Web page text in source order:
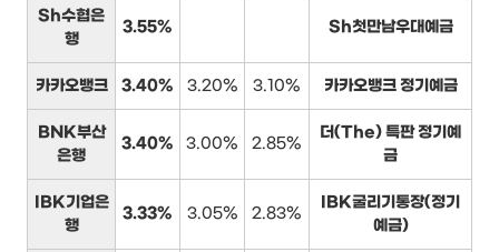
Sh수협은
행
3.55% Sh첫만남우대예금
카카오뱅크 3.40% 3.20% 3.10% 카카오뱅크 정기예금
BNK부산
은행
3.40% 3.00% 2.85%
더(The) 특판 정기예
금
IBK기업은
행
3.33% 3.05% 2.83%
IBK굴리기통장(정기
예금)